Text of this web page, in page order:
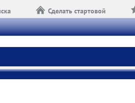
Сделать стартовой